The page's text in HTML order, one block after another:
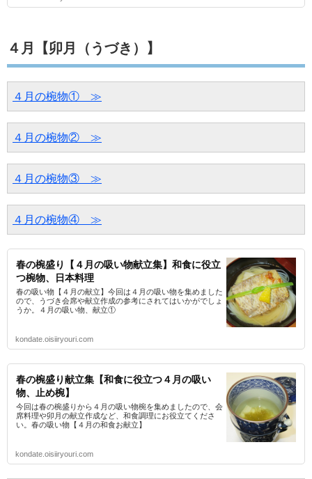
４月【卯月（うづき）】
４月の椀物①　≫
４月の椀物②　≫
４月の椀物③　≫
４月の椀物④　≫
春の椀盛り【４月の吸い物献立集】和食に役立
つ椀物、日本料理
春の吸い物【４月の献立】今回は４月の吸い物を集めました
ので、うづき会席や献立作成の参考にされてはいかがでしょ
うか。４月の吸い物、献立①
kondate.oisiiryouri.com
春の椀盛り献立集【和食に役立つ４月の吸い
物、止め椀】
今回は春の椀盛りから４月の吸い物椀を集めましたので、会
席料理や卯月の献立作成など、和食調理にお役立てくださ
い。春の吸い物【４月の和食お献立】
kondate.oisiiryouri.com